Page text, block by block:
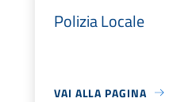
Polizia Locale
VAI ALLA PAGINA